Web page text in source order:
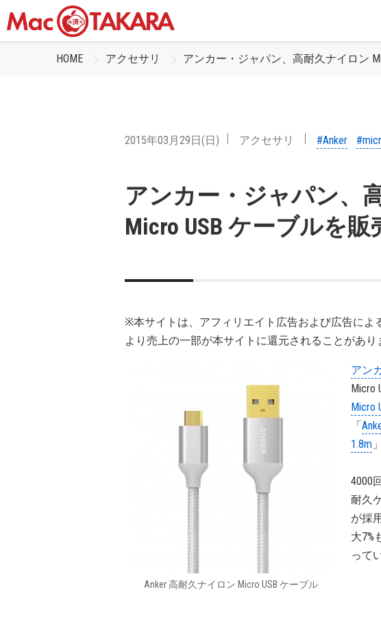
HOME アクセサリ アンカー・ジャパン、高耐久ナイロン
2015年03月29日(日) アクセサリ #Anker
アンカー・ジャパン、
Micro USB ケーブルを販
※本サイトは、アフィリエイト広告および広告によ
より売上の一部が本サイトに還元されることがあり
Anker 高耐久ナイロン Micro USB ケーブル
アン
Micro
Micro
「
1.8m
4000
耐久
が採
大7%
って